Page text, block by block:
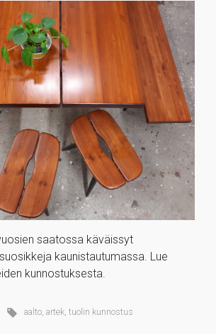
saatossa käväissyt
kaunistautumassa. Lue
kunnostuksesta.
aalto,artek,tuolin kunnostus